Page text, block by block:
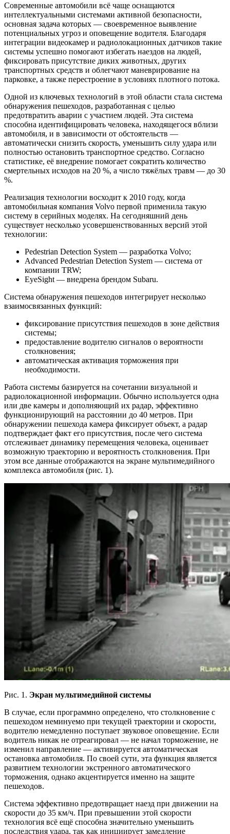
Современные автомобили всё чаще оснащаются
интеллектуальными системами активной безопасности,
основная задача которых — своевременное выявление
потенциальных угроз и оповещение водителя. Благодаря
интеграции видеокамер и радиолокационных датчиков такие
системы успешно помогают избегать наездов на людей,
фиксировать присутствие диких животных, других
транспортных средств и облегчают маневрирование на
парковке, а также перестроение в условиях плотного потока.
Одной из ключевых технологий в этой области стала система
обнаружения пешеходов, разработанная с целью
предотвратить аварии с участием людей. Эта система
способна идентифицировать человека, находящегося вблизи
автомобиля, и в зависимости от обстоятельств —
автоматически снизить скорость, уменьшить силу удара или
полностью остановить транспортное средство. Согласно
статистике, её внедрение помогает сократить количество
смертельных исходов на 20 %, а число тяжёлых травм — до 30
%.
Реализация технологии восходит к 2010 году, когда
автомобильная компания Volvo первой применила такую
систему в серийных моделях. На сегодняшний день
существует несколько усовершенствованных версий этой
технологии:
Pedestrian Detection System — разработка Volvo;
Advanced Pedestrian Detection System — система от
компании TRW;
EyeSight — внедрена брендом Subaru.
Система обнаружения пешеходов интегрирует несколько
взаимосвязанных функций:
фиксирование присутствия пешеходов в зоне действия
системы;
предоставление водителю сигналов о вероятности
столкновения;
автоматическая активация торможения при
необходимости.
Работа системы базируется на сочетании визуальной и
радиолокационной информации. Обычно используется одна
или две камеры и дополняющий их радар, эффективно
функционирующий на расстоянии до 40 метров. При
обнаружении пешехода камера фиксирует объект, а радар
подтверждает факт его присутствия, после чего система
отслеживает динамику перемещения человека, оценивает
возможную траекторию и вероятность столкновения. При
этом все данные отображаются на экране мультимедийного
комплекса автомобиля (рис. 1).
Рис. 1. Экран мультимедийной системы
В случае, если программно определено, что столкновение с
пешеходом неминуемо при текущей траектории и скорости,
водителю немедленно поступает звуковое оповещение. Если
водитель никак не отреагировал — не начал торможение, не
изменил направление — активируется автоматическая
остановка автомобиля. По своей сути, эта функция является
развитием технологии экстренного автоматического
торможения, однако акцентируется именно на защите
пешеходов.
Система эффективно предотвращает наезд при движении на
скорости до 35 км/ч. При превышении этой скорости
технология всё ещё способна значительно уменьшить
последствия удара, так как инициирует замедление